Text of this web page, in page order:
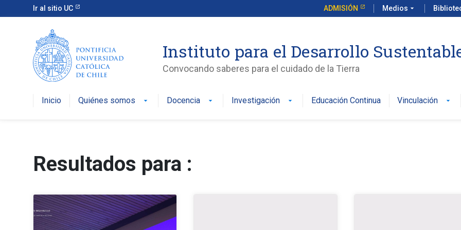
Ir al sitio UC ADMISIÓN Medios arrow_drop_down
Instituto para el Desarrollo
Convocando saberes para el cuidado de la Tierra
Inicio Quiénes somos arrow_drop_down Docencia arrow_drop_down Investigación arrow_drop_down Educación Continua Vinculación arrow_drop_down
Resultados para :